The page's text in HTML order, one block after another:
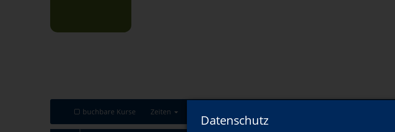
Datenschutz
buchbare Kurse Zeiten